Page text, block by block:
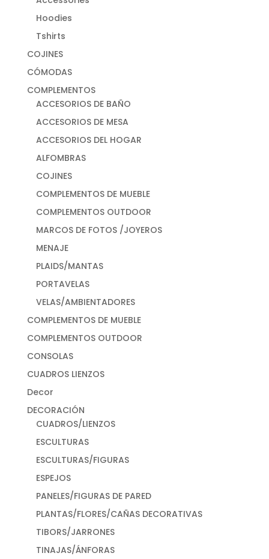
Hoodies
Tshirts
COJINES
CÓMODAS
COMPLEMENTOS
ACCESORIOS DE BAÑO
ACCESORIOS DE MESA
ACCESORIOS DEL HOGAR
ALFOMBRAS
COJINES
COMPLEMENTOS DE MUEBLE
COMPLEMENTOS OUTDOOR
MARCOS DE FOTOS /JOYEROS
MENAJE
PLAIDS/MANTAS
PORTAVELAS
VELAS/AMBIENTADORES
COMPLEMENTOS DE MUEBLE
COMPLEMENTOS OUTDOOR
CONSOLAS
CUADROS LIENZOS
Decor
DECORACIÓN
CUADROS/LIENZOS
ESCULTURAS
ESCULTURAS/FIGURAS
ESPEJOS
PANELES/FIGURAS DE PARED
PLANTAS/FLORES/CAÑAS DECORATIVAS
TIBORS/JARRONES
TINAJAS/ÁNFORAS